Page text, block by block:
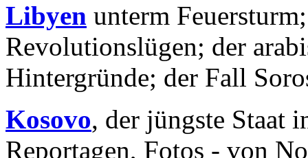
Libyen unterm
Revolutionslügen; der
Hintergründe; der Fall
Kosovo, der jüngste Staat
Reportagen, Fotos - von